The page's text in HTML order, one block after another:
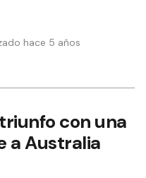
hace 5 años
con una
a Australia